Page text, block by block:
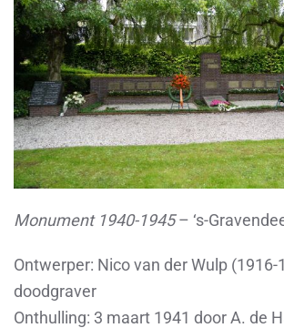
Monument 1940-1945– ‘s-
Ontwerper: Nico van der Wulp (1916-
doodgraver
Onthulling: 3 maart 1941 door A. de